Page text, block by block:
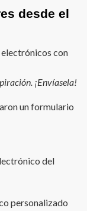
desde el
con
¡Envíasela!
un formulario
del
personalizado